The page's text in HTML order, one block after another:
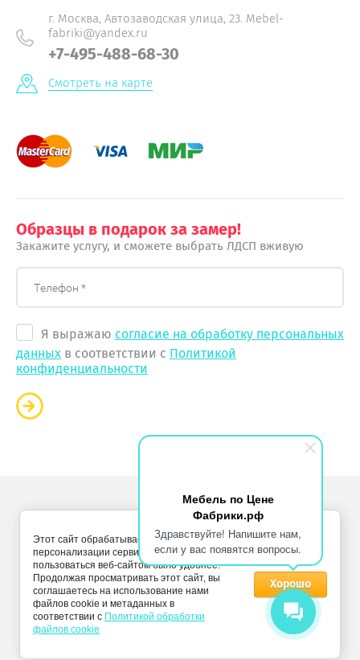
Мебель по Цене
Фабрики.рф
Здравствуйте! Напишите нам,
если у вас появятся вопросы.
г. Москва, Автозаводская улица, 23. Mebel-
fabriki@yandex.ru
+7-495-488-68-30
Смотреть на карте
Образцы в подарок за замер!
Закажите услугу, и сможете выбрать ЛДСП вживую
Я выражаю согласие на обработку персональных
данных в соответствии с Политикой
конфиденциальности
Copyright © 2011 - 2026 “Мебель по цене фабрики”
Политика конфиденциальности
Этот сайт обрабатывает Cookies с целью
персонализации сервисов и чтобы
пользоваться веб-сайтом было удобнее.
Продолжая просматривать этот сайт, вы
соглашаетесь на использование нами
файлов cookie и метаданных в
соответствии с Политикой обработки
файлов cookie
Хорошо